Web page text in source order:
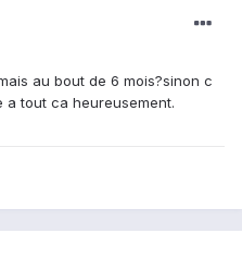
au bout de 6 mois?sinon c
a tout ca heureusement.